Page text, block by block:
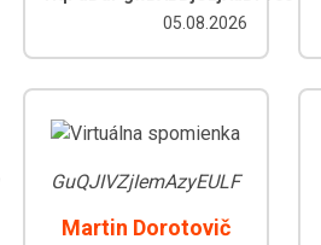
05.08.2026
GuQJIVZjIemAzyEULF
Martin Dorotovič